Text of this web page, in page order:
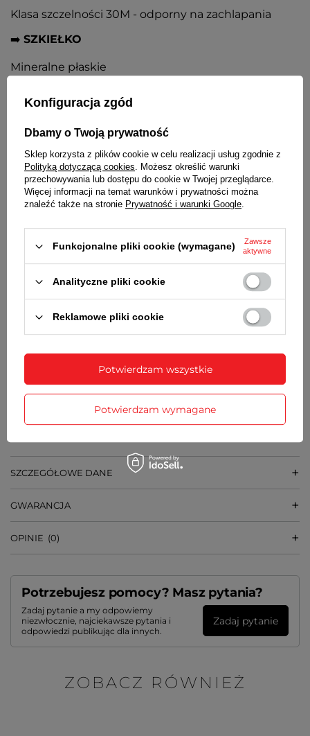
Klasa szczelności 30M - odporny na zachlapania
➡️ SZKIEŁKO
Mineralne płaskie
Złota, czarne kontrastowe cyfry arabskie i wskazówki
BRANSOLETA
Stalowa nierdzewna rozciągana, w kolorze koperty
ŚREDNICA KOPERTY
30 mm
GRUBOŚĆ KOPERTY
SZEROKOŚĆ MOCOWANIA BRANSOLETY
12 mm
SZCZEGÓŁOWE DANE
GWARANCJA
OPINIE (0)
Potrzebujesz pomocy? Masz pytania?
Zadaj pytanie a my odpowiemy
niezwłocznie, najciekawsze pytania i
odpowiedzi publikując dla innych.
Zadaj pytanie
ZOBACZ RÓWNIEŻ
Konfiguracja zgód
Dbamy o Twoją prywatność
Sklep korzysta z plików cookie w celu realizacji usług zgodnie z
Polityką dotyczącą cookies. Możesz określić warunki
przechowywania lub dostępu do cookie w Twojej przeglądarce.
Więcej informacji na temat warunków i prywatności można
znaleźć także na stronie Prywatność i warunki Google.
Funkcjonalne pliki cookie (wymagane)
Zawsze
aktywne
Analityczne pliki cookie
Reklamowe pliki cookie
Potwierdzam wymagane
Potwierdzam wszystkie